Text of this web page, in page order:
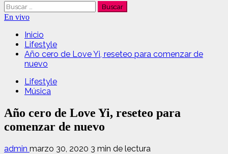
Buscar:
En vivo
Inicio
Lifestyle
Año cero de Love Yi, reseteo para comenzar de
nuevo
Lifestyle
Música
Año cero de Love Yi, reseteo para
comenzar de nuevo
admin marzo 30, 2020 3 min de lectura